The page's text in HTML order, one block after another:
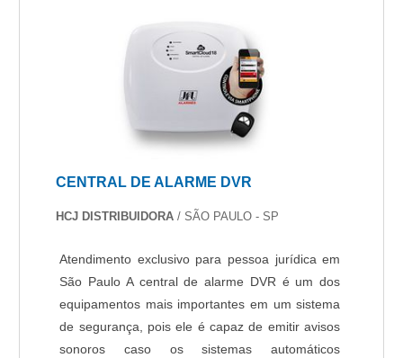
CENTRAL DE ALARME DVR
HCJ DISTRIBUIDORA / SÃO PAULO - SP
Atendimento exclusivo para pessoa jurídica em
São Paulo A central de alarme DVR é um dos
equipamentos mais importantes em um sistema
de segurança, pois ele é capaz de emitir avisos
sonoros caso os sistemas automáticos